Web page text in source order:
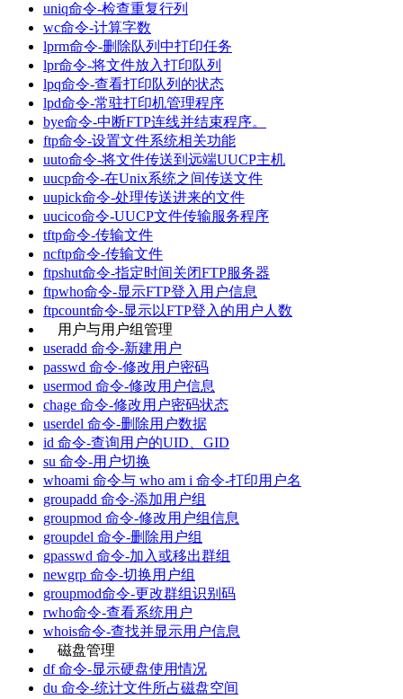
uniq命令-检查重复行列
wc命令-计算字数
lprm命令-删除队列中打印任务
lpr命令-将文件放入打印队列
lpq命令-查看打印队列的状态
lpd命令-常驻打印机管理程序
bye命令-中断FTP连线并结束程序。
ftp命令-设置文件系统相关功能
uuto命令-将文件传送到远端UUCP主机
uucp命令-在Unix系统之间传送文件
uupick命令-处理传送进来的文件
uucico命令-UUCP文件传输服务程序
tftp命令-传输文件
ncftp命令-传输文件
ftpshut命令-指定时间关闭FTP服务器
ftpwho命令-显示FTP登入用户信息
ftpcount命令-显示以FTP登入的用户人数
用户与用户组管理
useradd 命令-新建用户
passwd 命令-修改用户密码
usermod 命令-修改用户信息
chage 命令-修改用户密码状态
userdel 命令-删除用户数据
id 命令-查询用户的UID、GID
su 命令-用户切换
whoami 命令与 who am i 命令-打印用户名
groupadd 命令-添加用户组
groupmod 命令-修改用户组信息
groupdel 命令-删除用户组
gpasswd 命令-加入或移出群组
newgrp 命令-切换用户组
groupmod命令-更改群组识别码
rwho命令-查看系统用户
whois命令-查找并显示用户信息
磁盘管理
df 命令-显示硬盘使用情况
du 命令-统计文件所占磁盘空间